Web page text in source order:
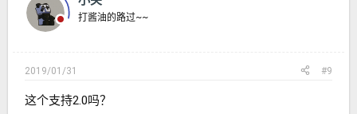
打酱油的路过~~
2019/01/31 #9
这个支持2.0吗？